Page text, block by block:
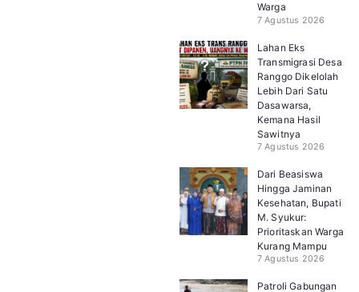
Warga
7 Agustus 2026
Lahan Eks
Transmigrasi Desa
Ranggo Dikelolah
Lebih Dari Satu
Dasawarsa,
Kemana Hasil
Sawitnya
7 Agustus 2026
Dari Beasiswa
Hingga Jaminan
Kesehatan, Bupati
M. Syukur:
Prioritaskan Warga
Kurang Mampu
7 Agustus 2026
Patroli Gabungan